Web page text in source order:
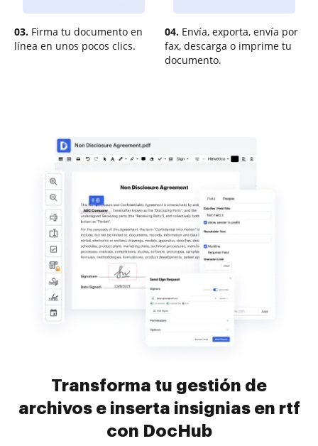
03. Firma tu documento en
línea en unos pocos clics.
04. Envía, exporta, envía por
fax, descarga o imprime tu
documento.
Transforma tu gestión de
archivos e inserta insignias en rtf
con DocHub